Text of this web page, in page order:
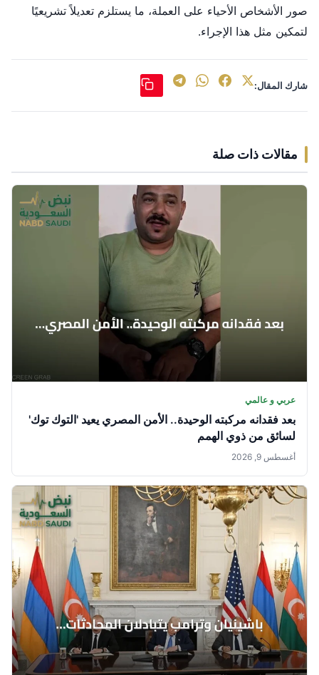
صور الأشخاص الأحياء على العملة، ما يستلزم تعديلاً تشريعيًا
لتمكين مثل هذا الإجراء.
شارك المقال:
مقالات ذات صلة
عربي و عالمي
بعد فقدانه مركبته الوحيدة.. الأمن المصري يعيد 'التوك توك'
لسائق من ذوي الهمم
أغسطس 9, 2026